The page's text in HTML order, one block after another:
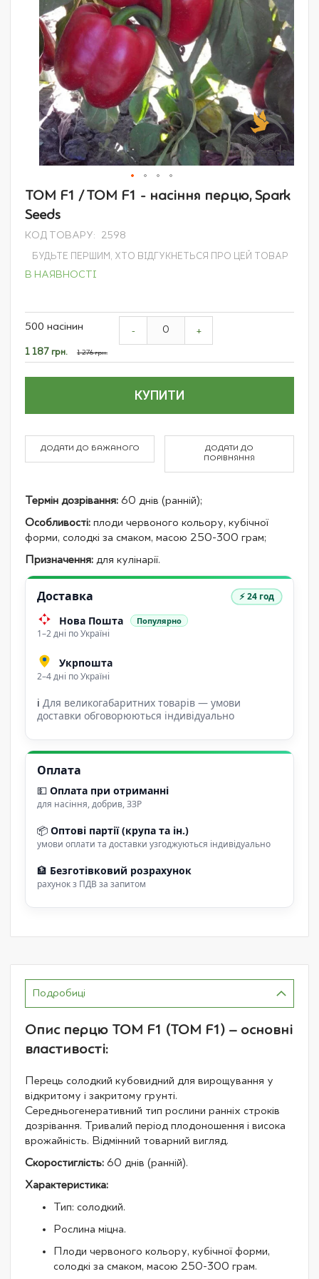
Перейти
початку
галереї
ТОМ F1 / TOM F1 - насіння перцю, Spark
Seeds
КОД ТОВАРУ 2598
БУДЬТЕ ПЕРШИМ, ХТО ВІДГУКНЕТЬСЯ ПРО ЦЕЙ ТОВАР
В НАЯВНОСТІ
product
500 насінин
Спеціальна
ціна
1 187 грн. 1 276 грн.
- +
КУПИТИ
ДОДАТИ ДО БАЖАНОГО
ДОДАТИ ДО
ПОРІВНЯННЯ
Термін дозрівання: 60 днів (ранній);
Особливості: плоди червоного кольору, кубічної
форми, солодкі за смаком, масою 250-300 грам;
Призначення: для кулінарії.
Доставка ⚡ 24 год
Нова Пошта Популярно
1–2 дні по Україні
Укрпошта
2–4 дні по Україні
ℹ Для великогабаритних товарів — умови
доставки обговорюються індивідуально
Оплата
💵 Оплата при отриманні
для насіння, добрив, ЗЗР
📦 Оптові партії (крупа та ін.)
умови оплати та доставки узгоджуються індивідуально
🏦 Безготівковий розрахунок
рахунок з ПДВ за запитом
Подробиці
Опис перцю ТОМ F1 (TOM F1) – основні
властивості:
Перець солодкий кубовидний для вирощування у
відкритому і закритому грунті.
Середньогенеративний тип рослини ранніх строків
дозрівання. Тривалий період плодоношення і висока
врожайність. Відмінний товарний вигляд.
Скоростиглість: 60 днів (ранній).
Характеристика:
Тип: солодкий.
Рослина міцна.
Плоди червоного кольору, кубічної форми,
солодкі за смаком, масою 250-300 грам.